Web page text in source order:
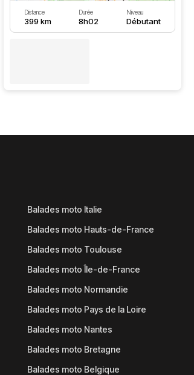
Distance
399 km
Durée
8h02
Niveau
Débutant
Balades moto Italie
Balades moto Hauts-de-France
Balades moto Toulouse
Balades moto Île-de-France
Balades moto Normandie
Balades moto Pays de la Loire
Balades moto Nantes
Balades moto Bretagne
Balades moto Belgique